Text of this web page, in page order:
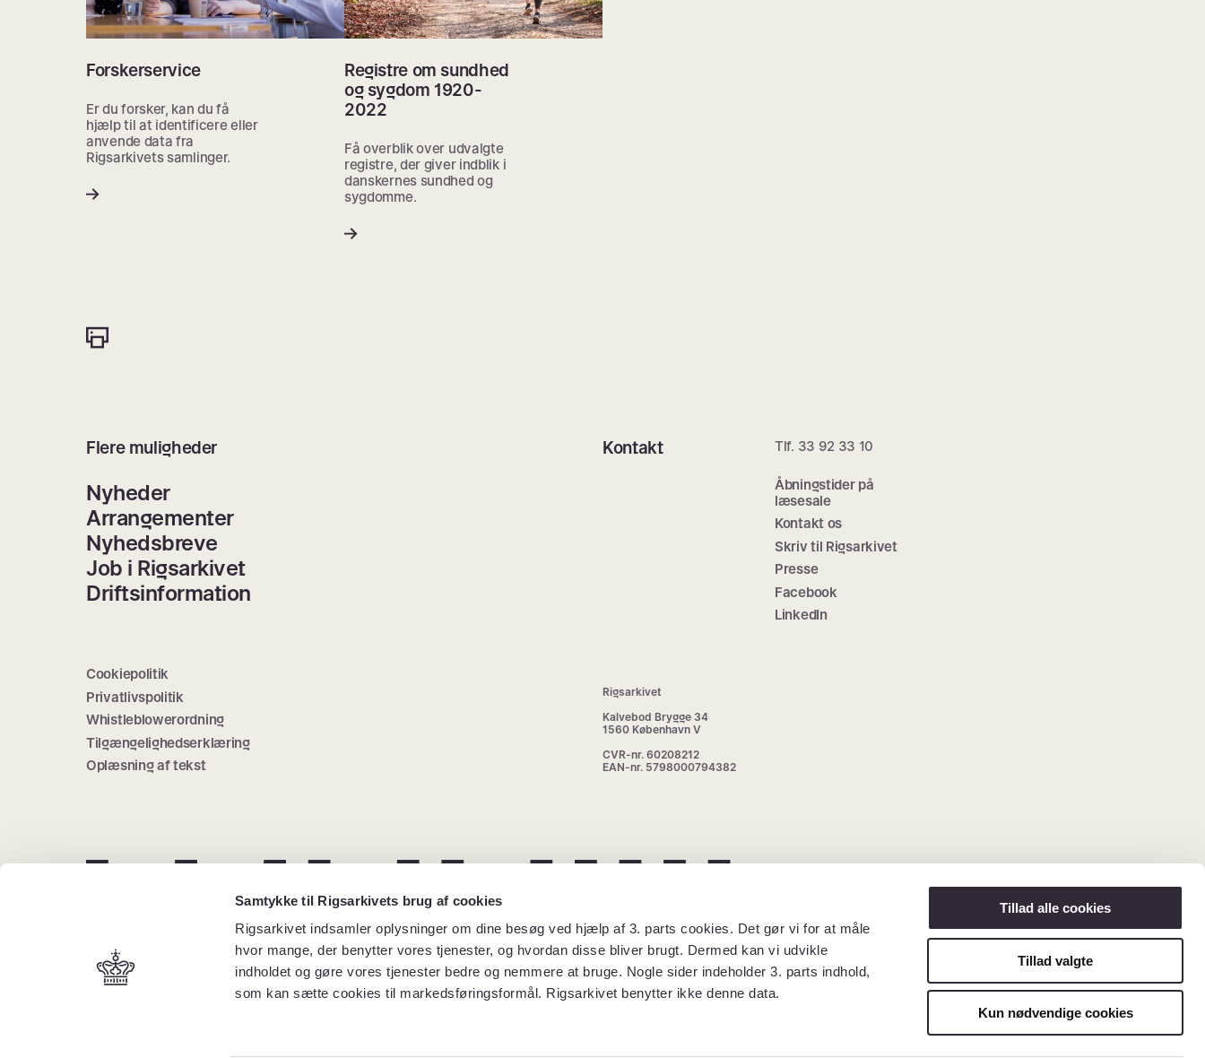
Samtykke til Rigsarkivets brug af cookies
Rigsarkivet indsamler oplysninger om dine besøg ved hjælp af 3. parts cookies. Det gør vi for at måle
hvor mange, der benytter vores tjenester, og hvordan disse bliver brugt. Dermed kan vi udvikle
indholdet og gøre vores tjenester bedre og nemmere at bruge. Nogle sider indeholder 3. parts indhold,
som kan sætte cookies til markedsføringsformål. Rigsarkivet benytter ikke denne data.
Tillad alle cookies
Tillad valgte
Kun nødvendige cookies
Forskerservice
Er du forsker, kan du få
hjælp til at identificere eller
anvende data fra
Rigsarkivets samlinger.
Registre om sundhed
og sygdom 1920-
2022
Få overblik over udvalgte
registre, der giver indblik i
danskernes sundhed og
sygdomme.
Flere muligheder
Nyheder
Arrangementer
Nyhedsbreve
Job i Rigsarkivet
Driftsinformation
Kontakt Tlf. 33 92 33 10
Åbningstider på
læsesale
Kontakt os
Skriv til Rigsarkivet
Presse
Facebook
LinkedIn
Cookiepolitik
Privatlivspolitik
Whistleblowerordning
Tilgængelighedserklæring
Oplæsning af tekst
Rigsarkivet
Kalvebod Brygge 34
1560 København V
CVR-nr. 60208212
EAN-nr. 5798000794382